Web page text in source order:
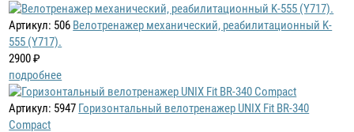
Артикул: 506 Велотренажер механический, реабилитационный K-
555 (Y717).
2900 ₽
подробнее
Артикул: 5947 Горизонтальный велотренажер UNIX Fit BR-340
Compact